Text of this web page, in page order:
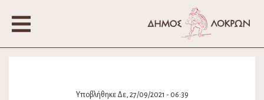
Υποβλήθηκε Δε, 27/09/2021 - 06:39